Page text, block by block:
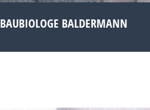
BAUBIOLOGE BALDERMANN